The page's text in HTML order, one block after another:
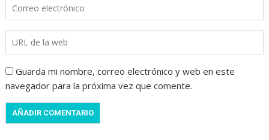
Guarda mi nombre, correo electrónico y web en este
navegador para la próxima vez que comente.